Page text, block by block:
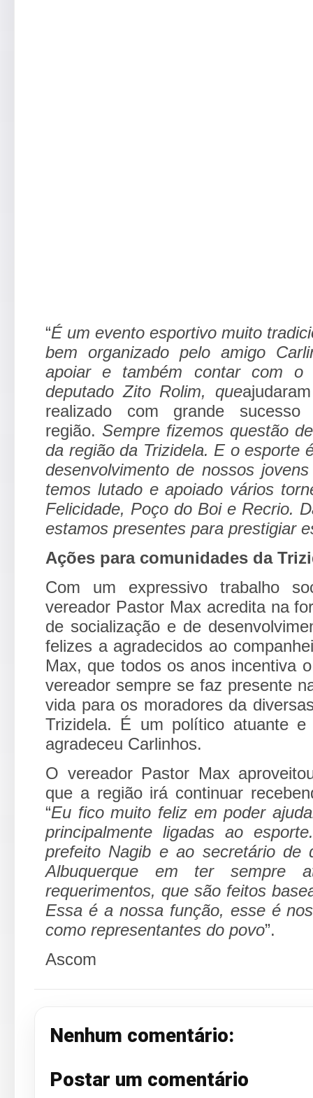
“É um evento esportivo muito
bem organizado pelo amigo
apoiar e também contar com
deputado Zito Rolim, que
realizado com grande
região. Sempre fizemos questão
da região da Trizidela. E o esporte
desenvolvimento de nossos
temos lutado e apoiado vários
Felicidade, Poço do Boi e Recrio.
estamos presentes para prestigiar
Ações para comunidades da
Com um expressivo trabalho
vereador Pastor Max acredita na
de socialização e de
felizes a agradecidos ao
Max, que todos os anos incentiva
vereador sempre se faz presente
vida para os moradores da
Trizidela. É um político atuante
agradeceu Carlinhos.
O vereador Pastor Max
que a região irá continuar
“Eu fico muito feliz em poder
principalmente ligadas ao
prefeito Nagib e ao secretário de
Albuquerque em ter sempre
requerimentos, que são feitos
Essa é a nossa função, esse é
como representantes do povo”.
Ascom
Nenhum comentário:
Postar um comentário